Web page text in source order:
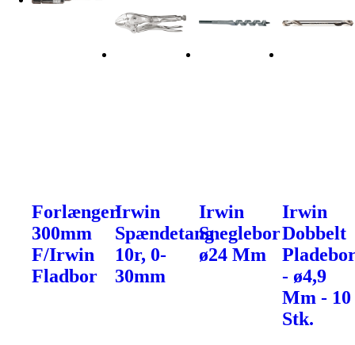
Forlænger
300mm
F/Irwin
Fladbor
Irwin
Spændetang
10r, 0-
30mm
Irwin
Sneglebor
ø24 Mm
Irwin
Dobbelt
- ø4,9
Mm - 10
Stk.